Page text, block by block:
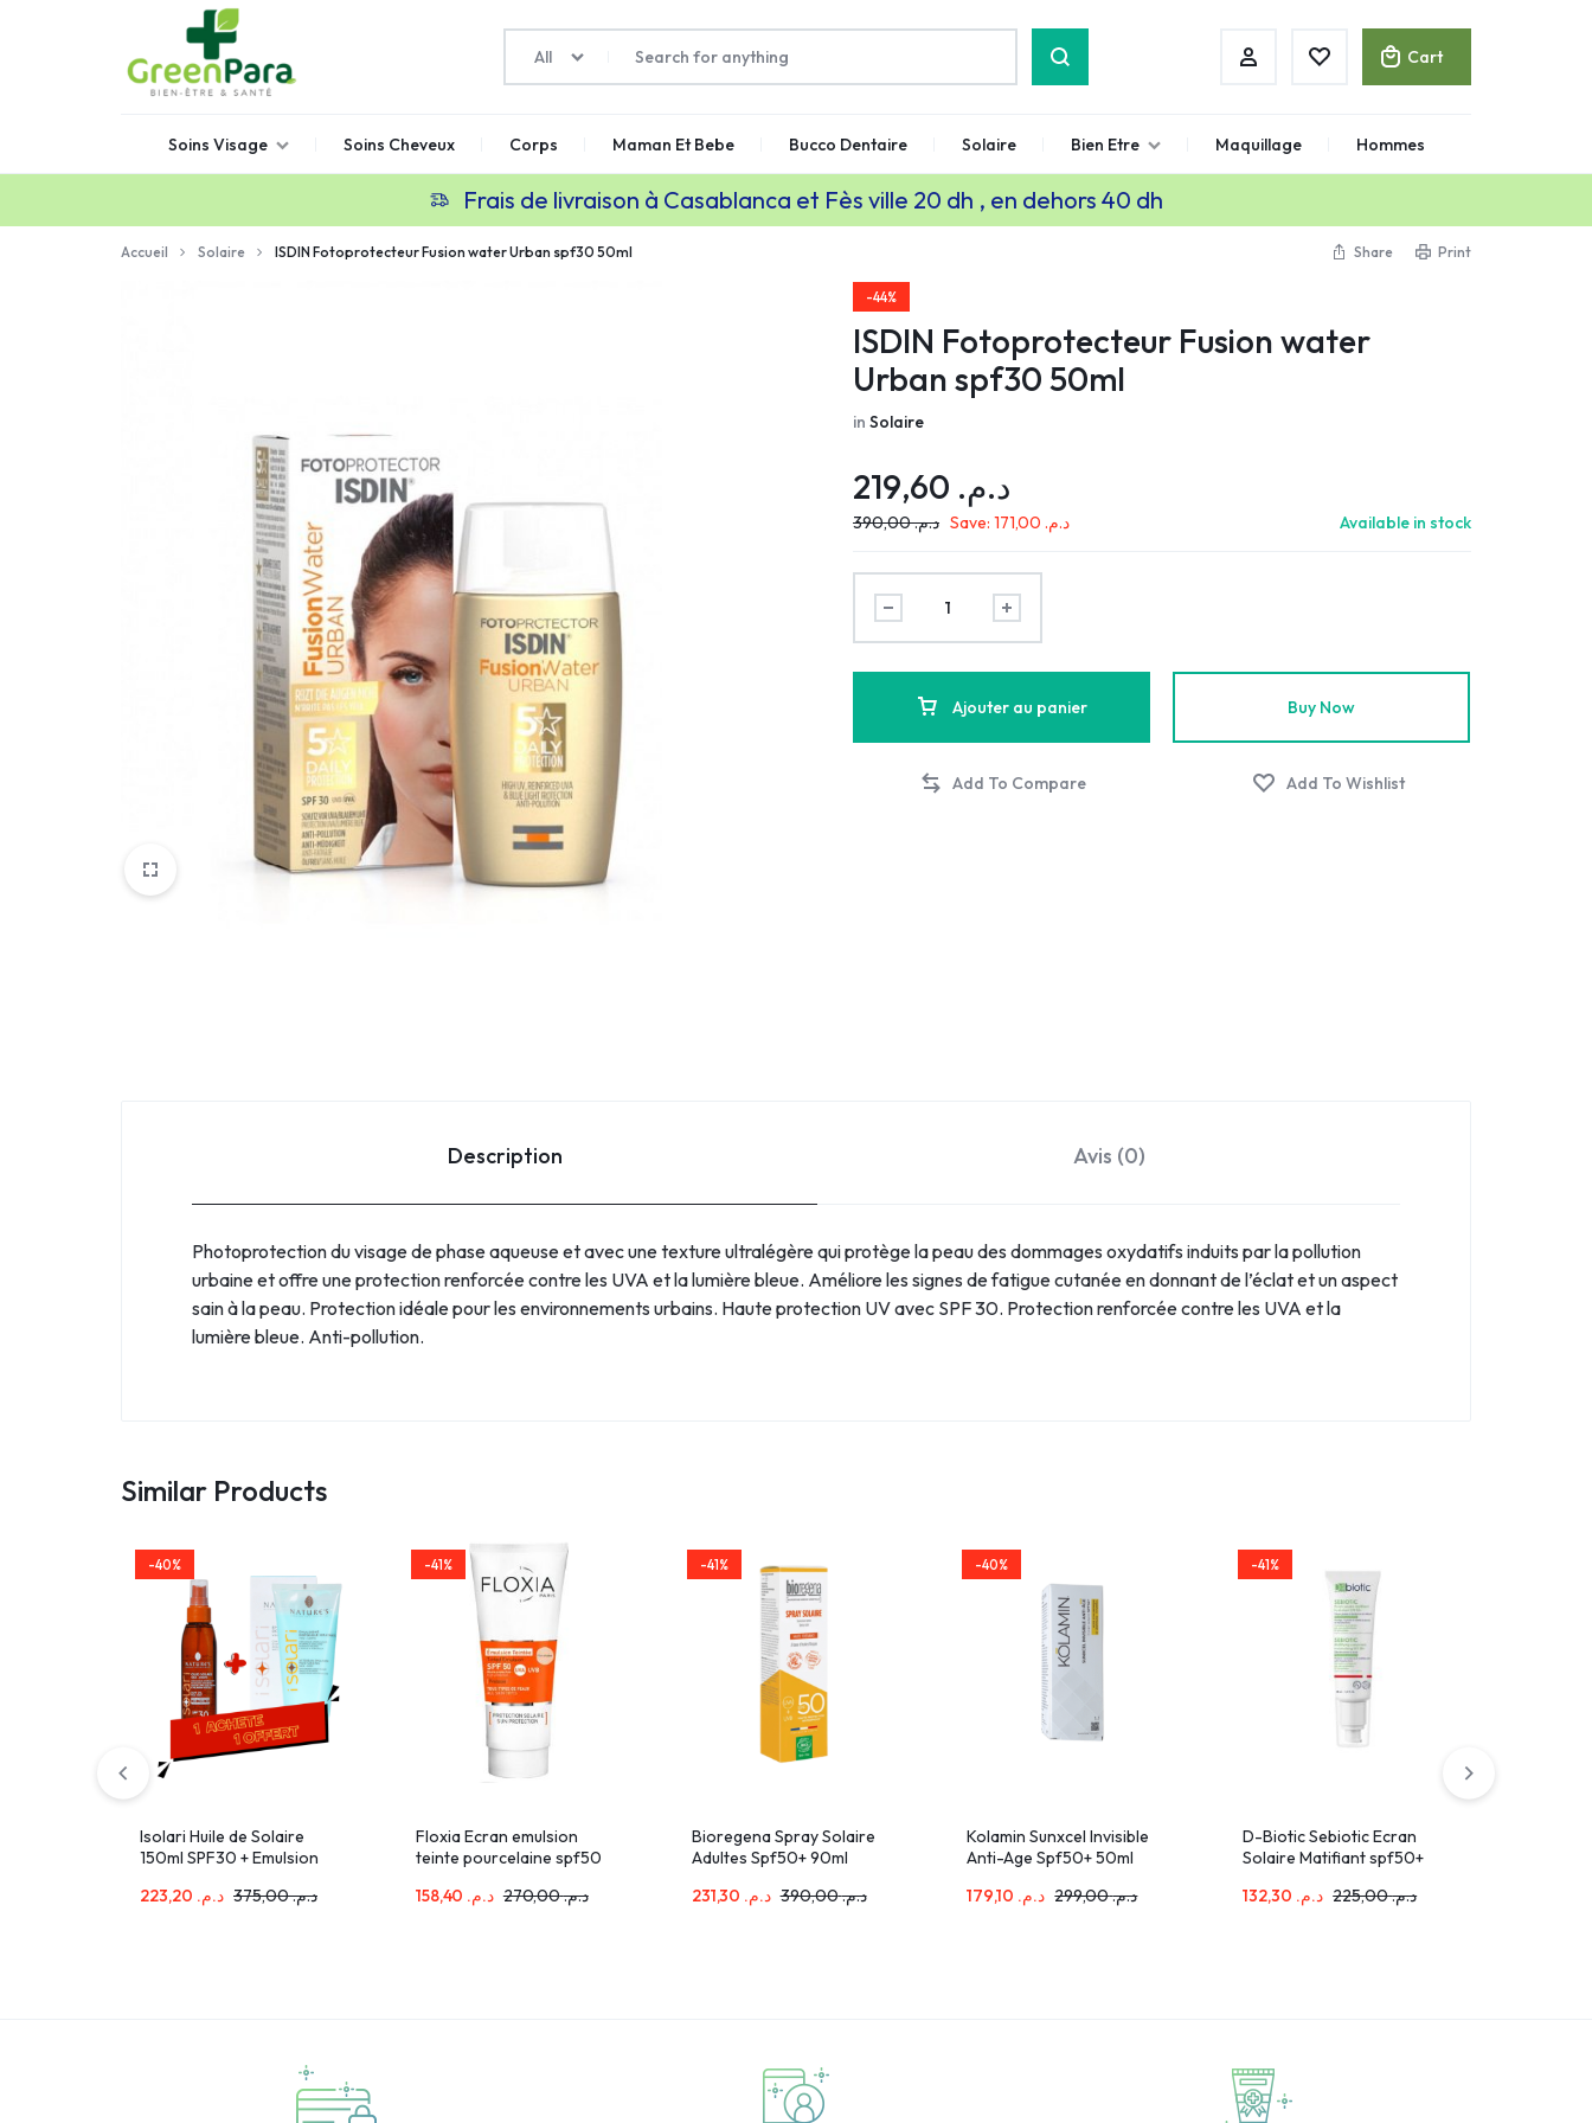
GREENPARA
Parapharmacie
Maroc
All Cart
Soins Visage Soins Cheveux Corps Maman Et Bebe Bucco Dentaire Solaire Bien Etre Maquillage Hommes
Frais de livraison à Casablanca et Fès ville 20 dh , en dehors 40 dh
Accueil Solaire ISDIN Fotoprotecteur Fusion water Urban spf30 50ml Share Print
-44%
ISDIN Fotoprotecteur Fusion water
Urban spf30 50ml
inSolaire
د.م.
د.م.390,00 Save: د.م.171,00 Available in stock
Ajouter au panier Buy Now
Description Avis (0)
Photoprotection du visage de phase aqueuse et avec une texture ultralégère qui protège la peau des dommages oxydatifs induits par la pollution
urbaine et offre une protection renforcée contre les UVA et la lumière bleue. Améliore les signes de fatigue cutanée en donnant de l’éclat et un aspect
sain à la peau. Protection idéale pour les environnements urbains. Haute protection UV avec SPF 30. Protection renforcée contre les UVA et la
lumière bleue. Anti-pollution.
Similar Products
-40%
Isolari Huile de Solaire
150ml SPF30 + Emulsion
د.م. د.م.375,00
-41%
Floxia Ecran emulsion
teinte pourcelaine spf50
د.م.
د.م.270,00
-41%
Bioregena Spray Solaire
Adultes Spf50+ 90ml
د.م.
د.م.390,00
-40%
Kolamin Sunxcel Invisible
Anti-Age Spf50+ 50ml
د.م.
د.م.299,00
-41%
D-Biotic Sebiotic Ecran
Solaire Matifiant spf50+
د.م. د.م.225,00